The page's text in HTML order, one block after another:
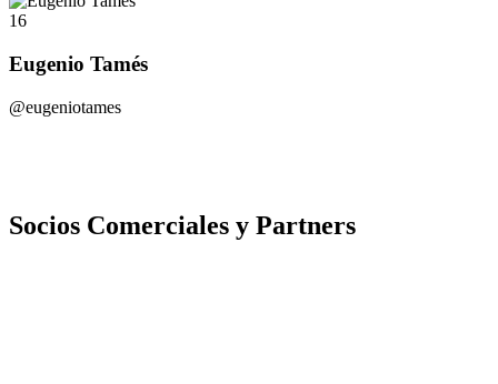
16
Eugenio Tamés
@eugeniotames
Socios Comerciales y Partners